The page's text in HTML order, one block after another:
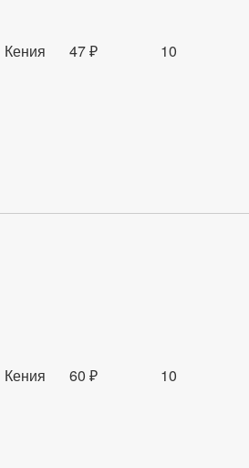
Кения 47 ₽ 10
Кения 60 ₽ 10